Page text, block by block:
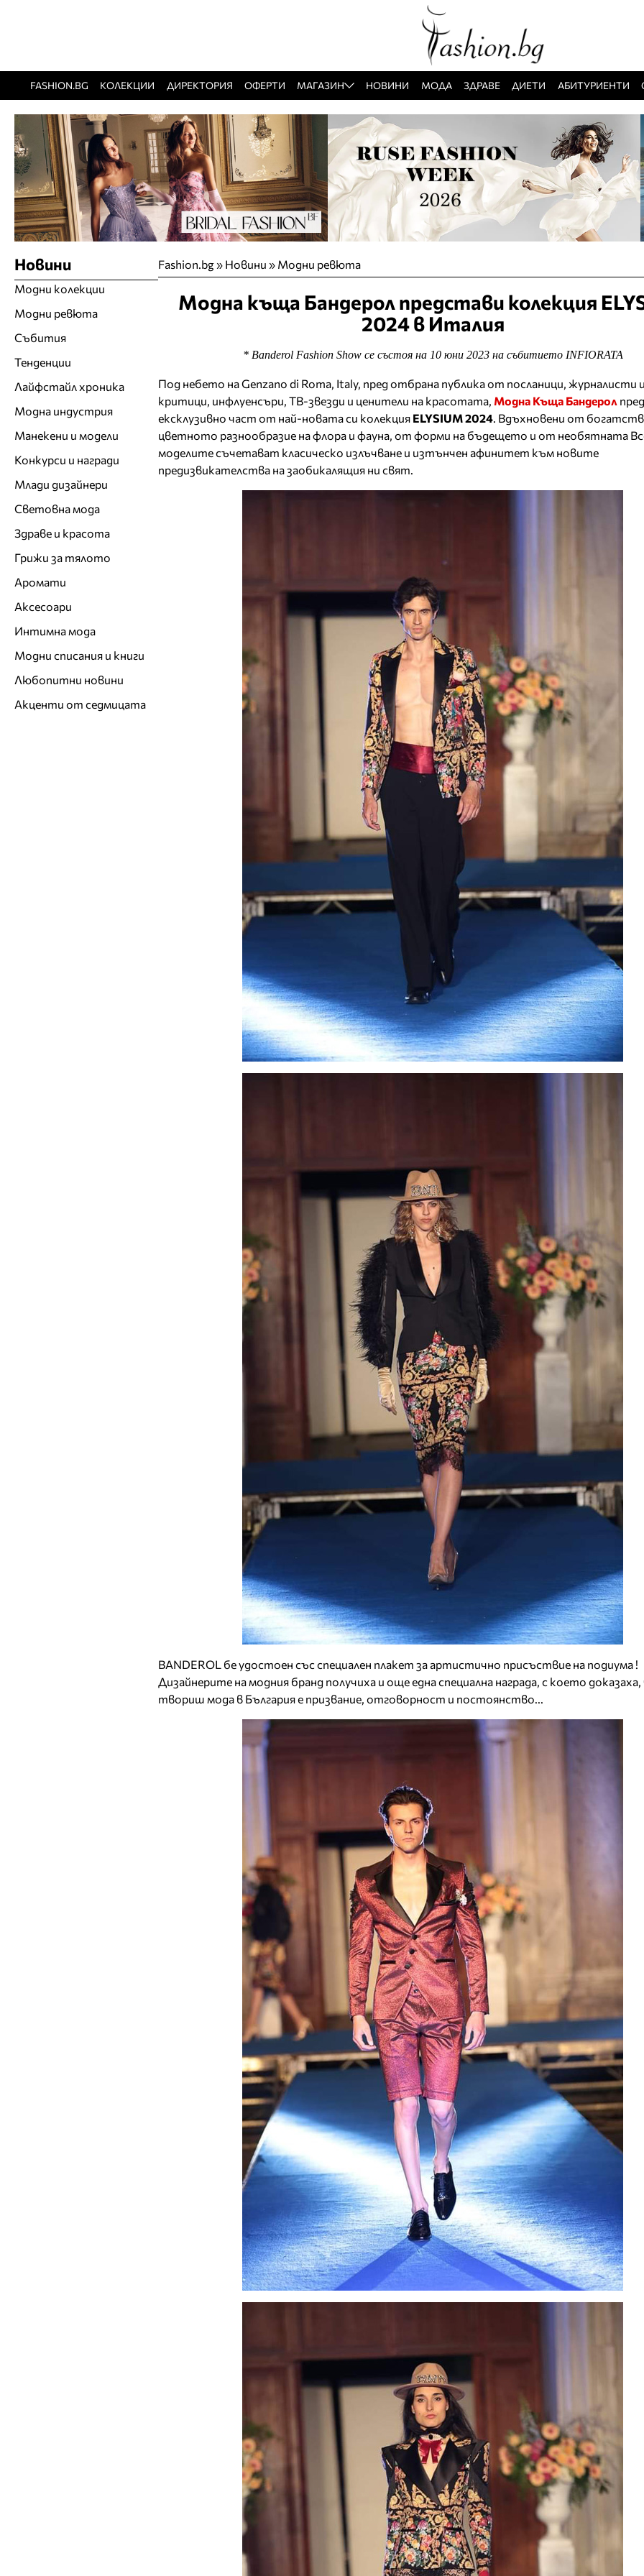
FASHION.BG КОЛЕКЦИИ ДИРЕКТОРИЯ ОФЕРТИ МАГАЗИН НОВИНИ МОДА ЗДРАВЕ ДИЕТИ АБИТУРИЕНТИ
Fashion.bg» Новини » Модни ревюта
Модна къща Бандерол представи колекция
2024 в Италия
* Banderol Fashion Show се състоя на 10 юни 2023 на събитието INFIORATA
Под небето на Genzano di Roma, Italy, пред отбрана публика от посланици, журналисти
критици, инфлуенсъри, ТВ-звезди и ценители на красотата, Модна Къща Бандерол
ексклузивно част от най-нoвата си колекция ELYSIUM 2024 . Вдъхновени от
цветното разнообразие на флора и фауна, от форми на бъдещето и от необятната
моделите съчетават класическо излъчване и изтънчен афинитет към новите
предизвикателства на заобикалящия ни свят.
BANDEROL бе удостоен със специален плакет за артистично присъствие на подиума !
Дизайнерите на модния бранд получиха и още една специална награда, с което доказаха,
твориш мода в България е призвание, отговорност и постоянство...
Новини
Модни колекции
Модни ревюта
Събития
Тенденции
Лайфстайл хроника
Модна индустрия
Манекени и модели
Конкурси и награди
Млади дизайнери
Световна мода
Здраве и красота
Грижи за тялото
Аромати
Аксесоари
Интимна мода
Модни списания и книги
Любопитни новини
Акценти от седмицата